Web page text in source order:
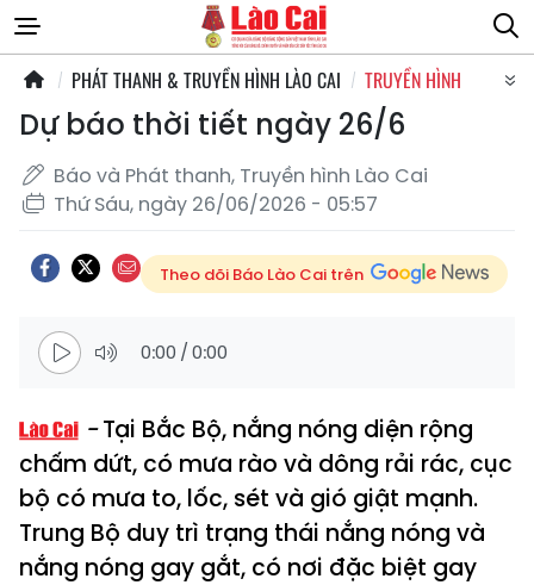
PHÁT THANH & TRUYỀN HÌNH LÀO CAI TRUYỀN HÌNH
Dự báo thời tiết ngày 26/6
Báo và Phát thanh, Truyền hình Lào Cai
Thứ Sáu, ngày 26/06/2026 - 05:57
Theo dõi Báo Lào Cai trên
0:00 /0:00
Tại Bắc Bộ, nắng nóng diện rộng
chấm dứt, có mưa rào và dông rải rác, cục
bộ có mưa to, lốc, sét và gió giật mạnh.
Trung Bộ duy trì trạng thái nắng nóng và
nắng nóng gay gắt, có nơi đặc biệt gay